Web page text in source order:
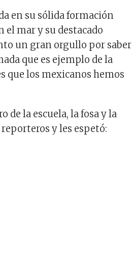
en su sólida formación
el mar y su destacado
un gran orgullo por saber
que es ejemplo de la
que los mexicanos hemos
la escuela, la fosa y la
y les espetó: